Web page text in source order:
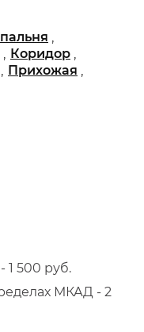
,
, Коридор ,
, Прихожая ,
1 500 руб.
МКАД - 2